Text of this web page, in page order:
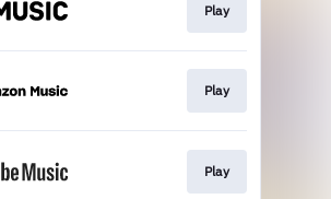
Play
Play
Play